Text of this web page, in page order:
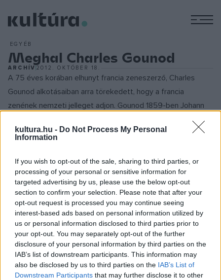
kultura.hu - Do Not Process My Personal
Information
If you wish to opt-out of the sale, sharing to third parties, or
processing of your personal or sensitive information for
targeted advertising by us, please use the below opt-out
section to confirm your selection. Please note that after your
opt-out request is processed you may continue seeing
interest-based ads based on personal information utilized by
us or personal information disclosed to third parties prior to
your opt-out. You may separately opt-out of the further
disclosure of your personal information by third parties on the
IAB’s list of downstream participants. This information may
also be disclosed by us to third parties on the IAB’s List of
Downstream Participants that may further disclose it to other
EGYÉB
Meghal Charles Gounod
ARCHÍV2012. OKTÓBER 18.
A 75 éves korában elhunyt francia zeneszerző, Charles
Gounod alkotásaiban arra törekedett, hogy a francia
zenének nemzeti jelleget adjon. Gounod 1859-ben Johann
Wolfgang Goethe drámája alapján írt operájával, a `Faust`-tal
(Németországban átkeresztelték `Margareth`-re) világsikert
zenét nem ő szerezte, hanem egy elmegyógyintézetben
élő komponista. Kétségtelen, hogy Charles Gounod-t
gyakran csak más zeneszerzők utánzójának tartották,
mégis sikerült önálló stílust kifejlesztenie. Alkotásai jelentős
része a vallásos művek köréből való, ezekben kifejezésre
jutott mély hite és vallásossága. Egy időben papi pályára
készült. Gyakorta játsszák `Meditáció`-ját Johann Sebastian
Bach `Wohltemperiertes Klavier`-jának prelúdiuma felett,
amelyhez 1859-ben az `Ave Maria` szövegét kapcsolta